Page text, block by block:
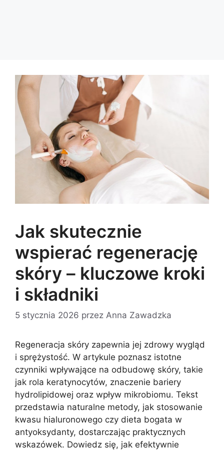
Jak skutecznie
wspierać regenerację
skóry – kluczowe kroki
i składniki
5 stycznia 2026 przez Anna Zawadzka
Regeneracja skóry zapewnia jej zdrowy wygląd
i sprężystość. W artykule poznasz istotne
czynniki wpływające na odbudowę skóry, takie
jak rola keratynocytów, znaczenie bariery
hydrolipidowej oraz wpływ mikrobiomu. Tekst
przedstawia naturalne metody, jak stosowanie
kwasu hialuronowego czy dieta bogata w
antyoksydanty, dostarczając praktycznych
wskazówek. Dowiedz się, jak efektywnie